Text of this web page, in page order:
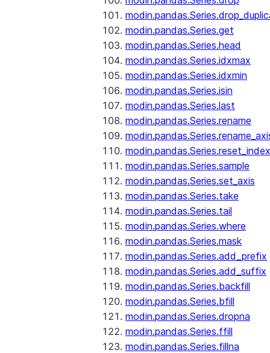
modin.pandas.Series.get
modin.pandas.Series.head
modin.pandas.Series.idxmax
modin.pandas.Series.idxmin
modin.pandas.Series.isin
modin.pandas.Series.last
modin.pandas.Series.rename
modin.pandas.Series.reset_index
modin.pandas.Series.sample
modin.pandas.Series.set_axis
modin.pandas.Series.take
modin.pandas.Series.tail
modin.pandas.Series.where
modin.pandas.Series.mask
modin.pandas.Series.add_prefix
modin.pandas.Series.add_suffix
modin.pandas.Series.backfill
modin.pandas.Series.bfill
modin.pandas.Series.dropna
modin.pandas.Series.ffill
modin.pandas.Series.fillna